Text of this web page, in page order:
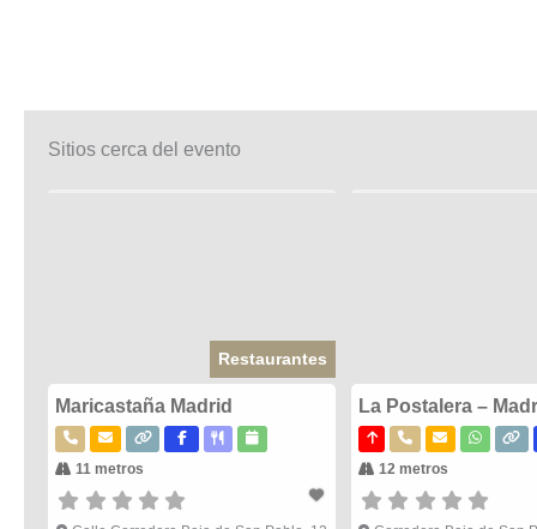
Sitios cerca del evento
Restaurantes
Maricastaña Madrid
11 metros
La Postalera –
12 metros